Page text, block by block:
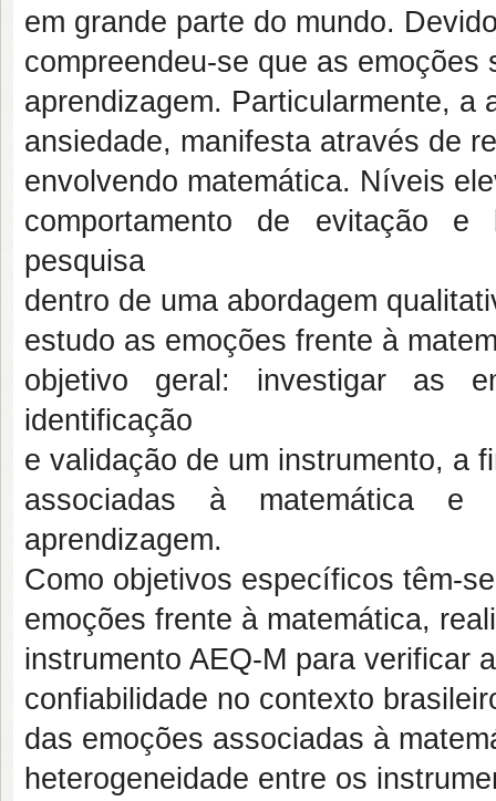
em grande parte do mundo.
compreendeu-se que as
aprendizagem. Particularmente, a
ansiedade, manifesta através de
envolvendo matemática. Níveis
comportamento de evitação e
pesquisa
dentro de uma abordagem
estudo as emoções frente à
objetivo geral: investigar as
identificação
e validação de um instrumento, a
associadas à matemática e
aprendizagem.
Como objetivos específicos têm-
emoções frente à matemática,
instrumento AEQ-M para verificar
confiabilidade no contexto
das emoções associadas à
heterogeneidade entre os